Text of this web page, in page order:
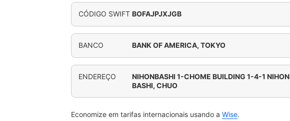
CÓDIGO SWIFT BOFAJPJXJGB
BANCO BANK OF AMERICA, TOKYO
ENDEREÇO
NIHONBASHI 1-CHOME BUILDING 1-4-1 NIHON
BASHI, CHUO
Economize em tarifas internacionais usando a Wise.